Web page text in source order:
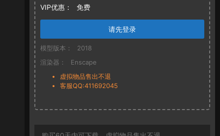
VIP优惠：
免费
请先登录
模型版本：
2018
渲染器：
Enscape
虚拟物品售出不退
客服QQ:411692045